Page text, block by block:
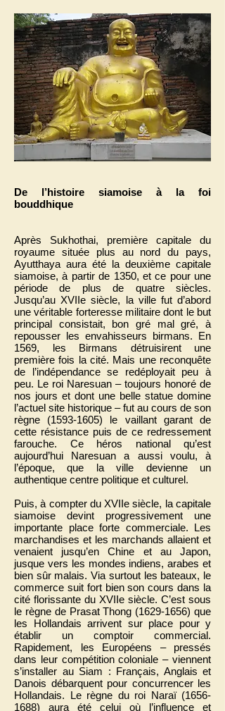
De l’histoire siamoise à la foi
bouddhique
Après Sukhothai, première capitale du
royaume située plus au nord du pays,
Ayutthaya aura été la deuxième capitale
siamoise, à partir de 1350, et ce pour une
période de plus de quatre siècles.
Jusqu’au XVIIe siècle, la ville fut d’abord
une véritable forteresse militaire dont le but
principal consistait, bon gré mal gré, à
repousser les envahisseurs birmans. En
1569, les Birmans détruisirent une
première fois la cité. Mais une reconquête
de l’indépendance se redéployait peu à
peu. Le roi Naresuan – toujours honoré de
nos jours et dont une belle statue domine
l’actuel site historique – fut au cours de son
règne (1593-1605) le vaillant garant de
cette résistance puis de ce redressement
farouche. Ce héros national qu’est
aujourd’hui Naresuan a aussi voulu, à
l’époque, que la ville devienne un
authentique centre politique et culturel.
Puis, à compter du XVIIe siècle, la capitale
siamoise devint progressivement une
importante place forte commerciale. Les
marchandises et les marchands allaient et
venaient jusqu’en Chine et au Japon,
jusque vers les mondes indiens, arabes et
bien sûr malais. Via surtout les bateaux, le
commerce suit fort bien son cours dans la
cité florissante du XVIIe siècle. C’est sous
le règne de Prasat Thong (1629-1656) que
les Hollandais arrivent sur place pour y
établir un comptoir commercial.
Rapidement, les Européens – pressés
dans leur compétition coloniale – viennent
s’installer au Siam : Français, Anglais et
Danois débarquent pour concurrencer les
Hollandais. Le règne du roi Naraï (1656-
1688) aura été celui où l’influence et